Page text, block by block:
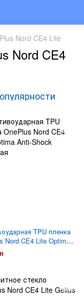
Nord CE4 Lite
Nord CE4
TPU пленка
Nord CE4 Lite Optima
Матовая